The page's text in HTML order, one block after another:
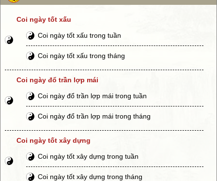
Coi ngày tốt xấu
Coi ngày tốt xấu trong tuần
Coi ngày tốt xấu trong tháng
Coi ngày đổ trần lợp mái
Coi ngày đổ trần lợp mái trong tuần
Coi ngày đổ trần lợp mái trong tháng
Coi ngày tốt xây dựng
Coi ngày tốt xây dựng trong tuần
Coi ngày tốt xây dựng trong tháng